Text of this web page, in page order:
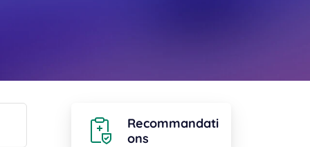
Recommandati
ons